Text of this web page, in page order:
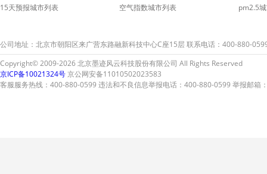
15天预报城市列表
空气指数城市列表
pm2.5
公司地址：北京市朝阳区来广营东路融新科技中心C座15层 联系电话：400-880-
Copyright© 2009-2026 北京墨迹风云科技股份有限公司 All Rights Reserved
京ICP备10021324号京公网安备11010502023583
客服服务热线：400-880-0599 违法和不良信息举报电话：400-880-0599 举报邮箱